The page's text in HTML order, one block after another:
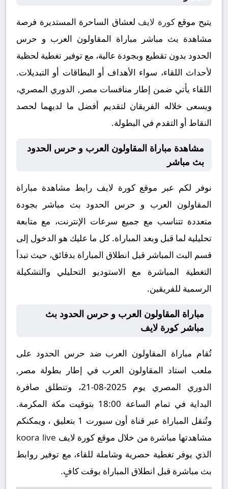
يتيح موقعكورة لايف لعشاق الساحرة المستديرة فرصة
مشاهدة بث مباشر مباراة المقاولون العرب و حرس
الحدود بدون تقطيع وبجودة عالية، مع توفير تغطية لحظية
لأحداث اللقاء، سواء الأهداف أو البطاقات أو التبديلات.
اللقاء يأتي ضمن إطار منافسات مصر, الدوري المصري،
ويسعى خلاله الفريقان لتقديم أفضل ما لديهما لحصد
النقاط أو التقدم في البطولة.
مشاهدة مباراة المقاولون العرب و حرس الحدود
بث مباشر
نوفر لكم عبر موقع كورة لايف رابط مشاهدة مباراة
المقاولون العرب و حرس الحدود بث مباشر بجودة
متعددة تتناسب مع جميع سرعات الإنترنت، مع متابعة
تحليلية لما قبل وبعد المباراة. كل ما عليك هو الدخول إلى
قسم البث المباشر قبل انطلاق المباراة بدقائق، حيث تبدأ
التغطية المباشرة مع الاستوديو التحليلي والتشكيلة
الرسمية للفريقين.
مباراة المقاولون العرب و حرس الحدود بث
مباشر كورة لايف
تُقام مباراة المقاولون العرب ضد حرس الحدود على
ملعب استاد المقاولون العرب في إطار بطولة مصر,
الدوري المصري يوم 2025-08-21، وتنطلق صافرة
البداية في تمام الساعة 18:00 بتوقيت مكة المكرمة.
وتُنقل المباراة عبر قناة أون سبورت 1 بتعليق ، ويمكنكم
مشاهدتها مباشرة من خلال موقع كورة لايف koora live
الذي يوفر تغطية حصرية وشاملة للقاء، مع توفير روابط
بث مباشرة قبل انطلاق المباراة بوقت كافٍ.